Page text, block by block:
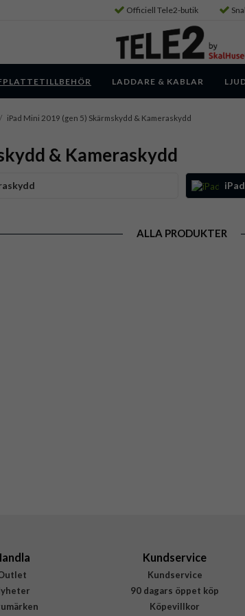
Officiell Tele2-butik
LADDARE & KABLAR
/ iPad Mini 2019 (gen 5) Skärmskydd & Kameraskydd
& Kameraskydd
ALLA PRODUKTER
Kundservice
Kundservice
90 dagars öppet köp
Köpevillkor